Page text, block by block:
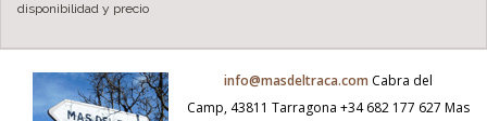
disponibilidad y precio
info@masdeltraca.com Cabra del
Camp, 43811 Tarragona +34 682 177 627 Mas